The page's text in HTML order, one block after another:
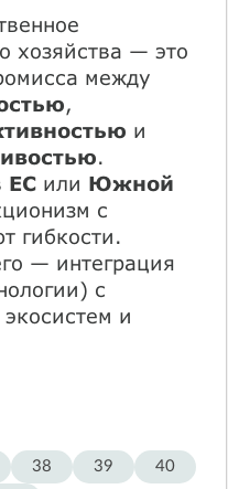
хозяйства — это
между
,
и
.
ЕС или Южной
с
гибкости.
— интеграция
с
и
38 39
40